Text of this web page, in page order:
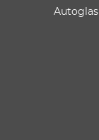
Autoglas